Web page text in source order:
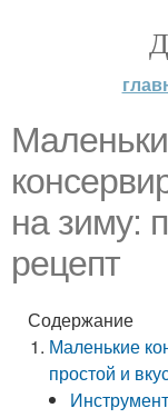
на зиму:
рецепт
Содержание
Маленькие
простой и